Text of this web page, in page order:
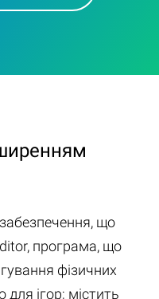
що
програма, що
фізичних
для ігор; містить